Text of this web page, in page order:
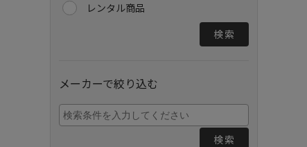
レンタル商品
検索
メーカーで絞り込む
検索